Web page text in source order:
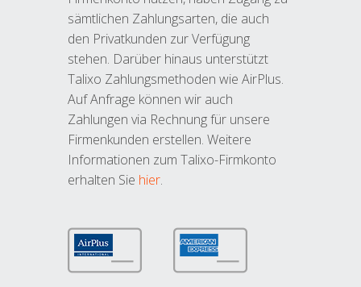
sämtlichen Zahlungsarten, die auch
den Privatkunden zur Verfügung
stehen. Darüber hinaus unterstützt
Talixo Zahlungsmethoden wie AirPlus.
Auf Anfrage können wir auch
Zahlungen via Rechnung für unsere
Firmenkunden erstellen. Weitere
Informationen zum Talixo-Firmkonto
erhalten Sie hier.